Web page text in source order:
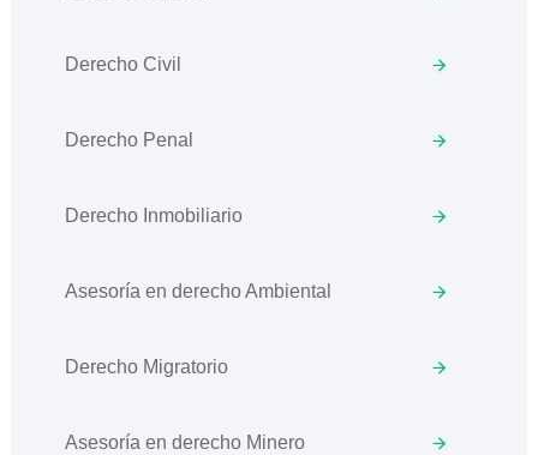
Derecho Civil
Derecho Penal
Derecho Inmobiliario
Asesoría en derecho Ambiental
Derecho Migratorio
Asesoría en derecho Minero